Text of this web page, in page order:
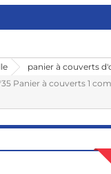
panier à couverts
Panier à couverts 1